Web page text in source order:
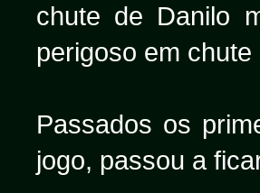
chute de Danilo
perigoso em
Passados os
jogo, passou a